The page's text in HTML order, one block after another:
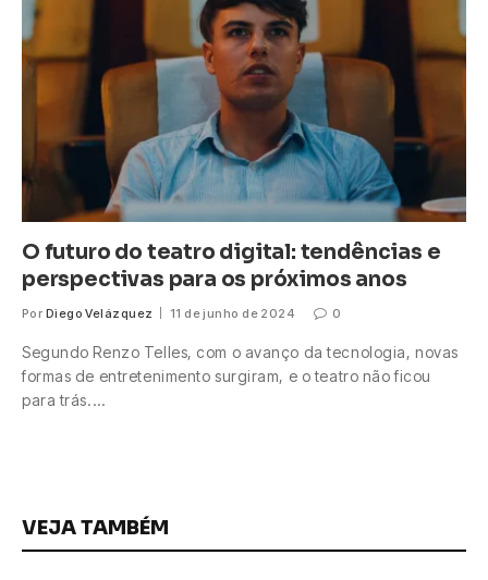
O futuro do teatro digital: tendências e
perspectivas para os próximos anos
Por Diego Velázquez 11 de junho de 2024 0
Segundo Renzo Telles, com o avanço da tecnologia, novas
formas de entretenimento surgiram, e o teatro não ficou
para trás.…
VEJA TAMBÉM